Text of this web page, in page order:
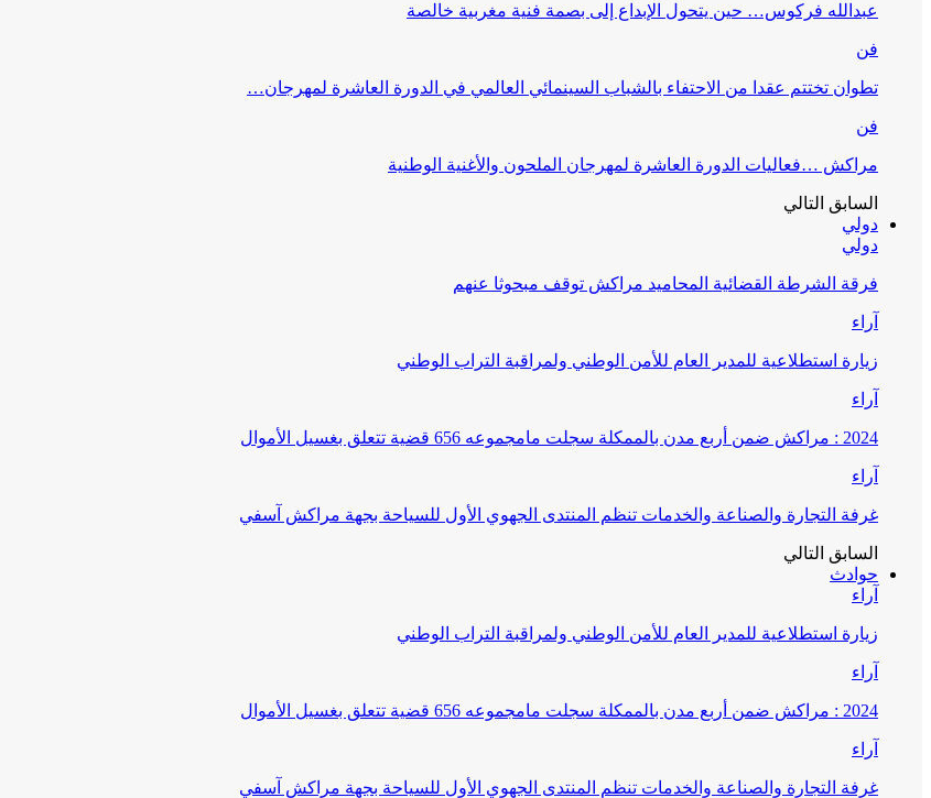
عبدالله فركوس… حين يتحول الإبداع إلى بصمة فنية مغربية خالصة
فن
تطوان تختتم عقدا من الاحتفاء بالشباب السينمائي العالمي في الدورة العاشرة لمهرجان…
فن
مراكش …فعاليات الدورة العاشرة لمهرجان الملحون والأغنية الوطنية
السابق التالي
دولي
دولي
فرقة الشرطة القضائية المحاميد مراكش توقف مبحوثا عنهم
آراء
زيارة استطلاعية للمدير العام للأمن الوطني ولمراقبة التراب الوطني
آراء
2024 : مراكش ضمن أربع مدن بالممكلة سجلت مامجموعه 656 قضية تتعلق بغسيل الأموال
آراء
غرفة التجارة والصناعة والخدمات تنظم المنتدى الجهوي الأول للسياحة بجهة مراكش آسفي
السابق التالي
حوادث
آراء
زيارة استطلاعية للمدير العام للأمن الوطني ولمراقبة التراب الوطني
آراء
2024 : مراكش ضمن أربع مدن بالممكلة سجلت مامجموعه 656 قضية تتعلق بغسيل الأموال
آراء
غرفة التجارة والصناعة والخدمات تنظم المنتدى الجهوي الأول للسياحة بجهة مراكش آسفي